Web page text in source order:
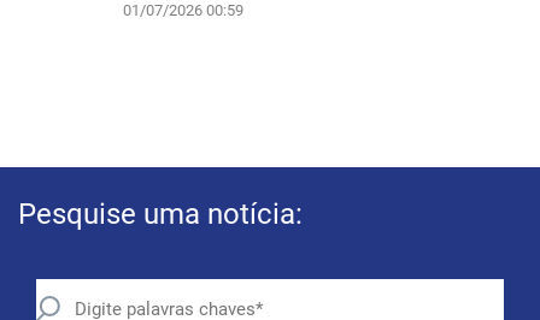
01/07/2026 00:59
Pesquise uma notícia: